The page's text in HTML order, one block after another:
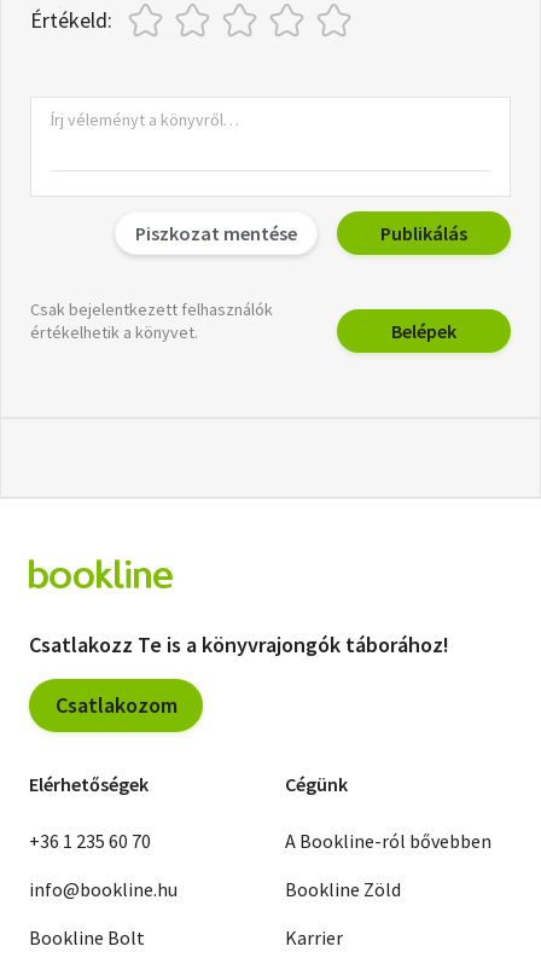
Értékeld:
Piszkozat mentése Publikálás
Csak bejelentkezett felhasználók
értékelhetik a könyvet.
Belépek
Csatlakozz Te is a könyvrajongók táborához!
Csatlakozom
Elérhetőségek
+36 1 235 60 70
info@bookline.hu
Bookline Bolt
Cégünk
A Bookline-ról bővebben
Bookline Zöld
Karrier